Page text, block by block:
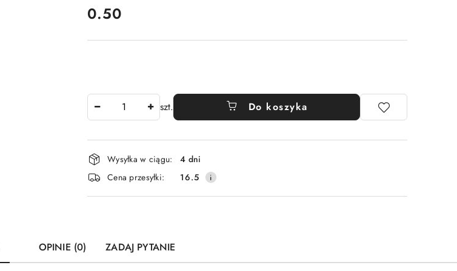
cena:
0.50
szt. Do koszyka
Dostępność
i
dostawa
Wysyłka w ciągu:
4 dni
Cena przesyłki:
16.5
OPINIE (0) ZADAJ PYTANIE